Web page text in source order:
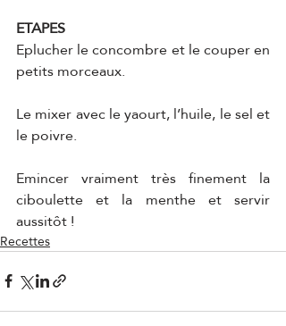
ETAPES
Eplucher le concombre et le couper en
petits morceaux.
Le mixer avec le yaourt, l’huile, le sel et
le poivre.
Emincer vraiment très finement la
ciboulette et la menthe et servir
aussitôt !
Recettes